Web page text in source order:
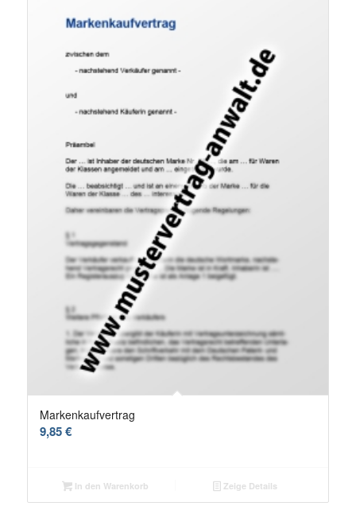
Markenkaufvertrag
9,85€
In den Warenkorb Zeige Details